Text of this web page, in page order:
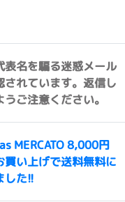
表名を騙る迷惑メール
されています。返信し
うご注意ください。
MERCATO 8,000円
買い上げで送料無料に
した!!